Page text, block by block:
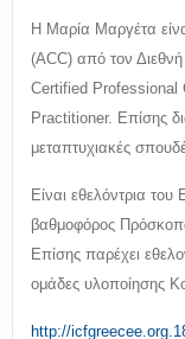
Η Μαρία Μαργέτα
(ACC) από τον
Certified Professional
Practitioner. Επίσης
μεταπτυχιακές
Είναι εθελόντρια
βαθμοφόρος
Επίσης παρέχει
ομάδες υλοποίησης
http://